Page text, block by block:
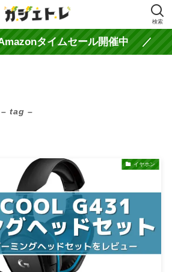
検索
タイムセール開催中 ／
– tag –
イヤホン